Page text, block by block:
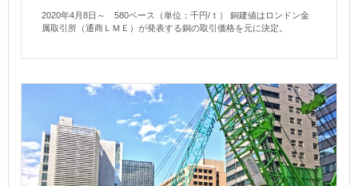
2020年4月8日～ 580ベース（単位：千円/ｔ） 銅建値はロンドン金
属取引所（通商ＬＭＥ）が発表する銅の取引価格を元に決定。